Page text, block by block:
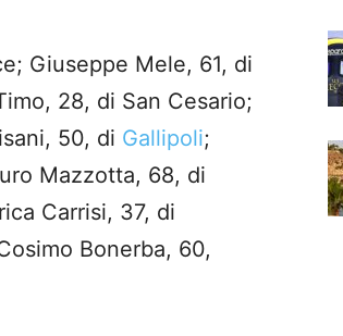
Giuseppe Mele, 61, di
28, di San Cesario;
50, di Gallipoli;
Mazzotta, 68, di
Carrisi, 37, di
Bonerba, 60,